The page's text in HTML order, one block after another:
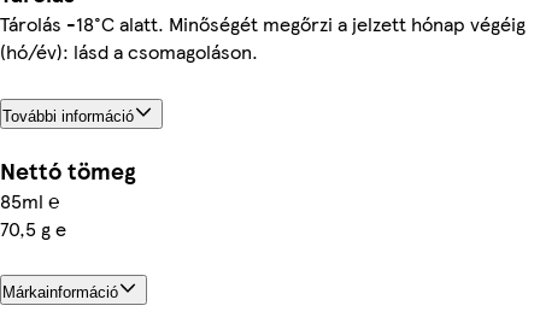
Tárolás -18°C alatt. Minőségét megőrzi a jelzett hónap végéig
(hó/év): lásd a csomagoláson.
További információ
Nettó tömeg
85ml ℮
70,5 g e
Márkainformáció